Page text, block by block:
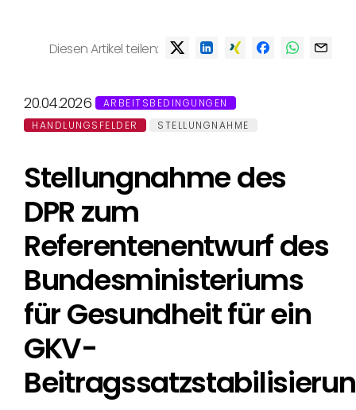
Diesen Artikel teilen:
20.04.2026
ARBEITSBEDINGUNGEN
HANDLUNGSFELDER
STELLUNGNAHME
Stellungnahme des
DPR zum
Referentenentwurf des
Bundesministeriums
für Gesundheit für ein
GKV-